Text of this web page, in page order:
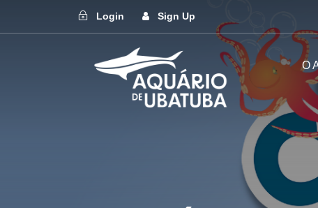
Login Sign Up
O